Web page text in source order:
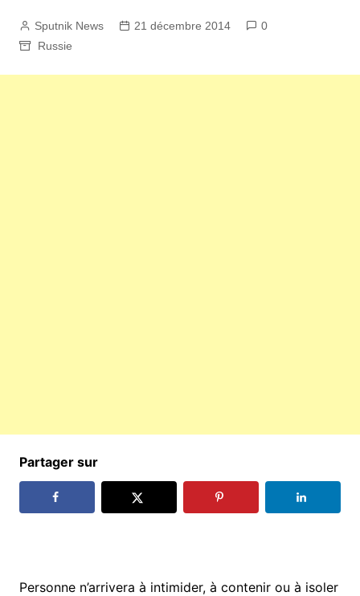
Sputnik News 21 décembre 2014
0
Russie
Partager sur
Personne n’arrivera à intimider, à contenir ou à isoler